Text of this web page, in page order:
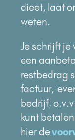
dieet, laat
weten.
Je schrijft je
een
restbedrag
factuur,
bedrijf,
kunt
hier de